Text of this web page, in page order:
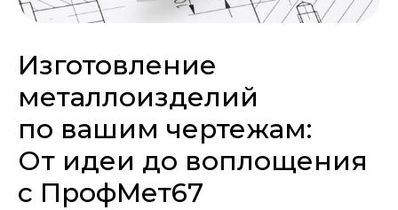
Изготовление
металлоизделий
по вашим чертежам:
От идеи до воплощения
с ПрофМет67